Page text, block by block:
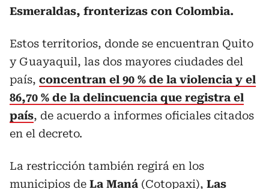
Esmeraldas, fronterizas con Colombia.
Estos territorios, donde se encuentran Quito
y Guayaquil, las dos mayores ciudades del
país, concentran el 90 % de la violencia y el
86,70 % de la delincuencia que registra el
país, de acuerdo a informes oficiales citados
en el decreto.
La restricción también regirá en los
municipios de La Maná (Cotopaxi), Las